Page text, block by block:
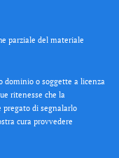
parziale del materiale
dominio o soggette a licenza
ritenesse che la
pregato di segnalarlo
cura provvedere